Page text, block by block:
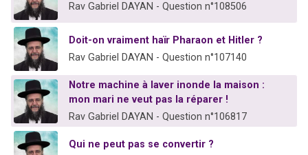
Rav Gabriel DAYAN - Question n°108506
Doit-on vraiment haïr Pharaon et Hitler ?
Rav Gabriel DAYAN - Question n°107140
Notre machine à laver inonde la maison :
mon mari ne veut pas la réparer !
Rav Gabriel DAYAN - Question n°106817
Qui ne peut pas se convertir ?